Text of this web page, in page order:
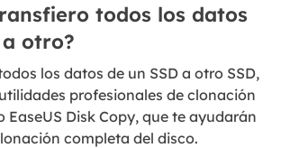
todos los datos
otro?
los datos de un SSD a otro SSD,
profesionales de clonación
EaseUS Disk Copy, que te ayudarán
completa del disco.